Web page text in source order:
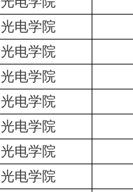
光电学院
光电学院
光电学院
光电学院
光电学院
光电学院
光电学院